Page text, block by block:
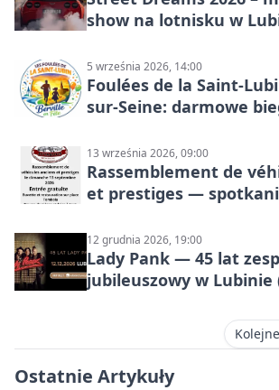
show na lotnisku w
5 września 2026, 14:00
Foulées de la Saint-
sur-Seine: darmowe
13 września 2026, 09:00
Rassemblement de
et prestiges —
12 grudnia 2026, 19:00
Lady Pank — 45 lat
jubileuszowy w Lubinie
Ostatnie Artykuły